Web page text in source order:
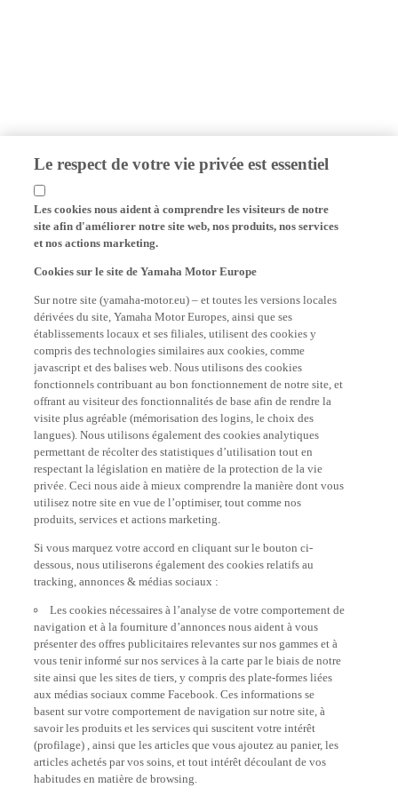
Le respect de votre vie privée est essentiel
Les cookies nous aident à comprendre les visiteurs de notre
site afin d'améliorer notre site web, nos produits, nos services
et nos actions marketing.
dérivées du site, Yamaha Motor Europes, ainsi que ses
établissements locaux et ses filiales, utilisent des cookies y
compris des technologies similaires aux cookies, comme
javascript et des balises web. Nous utilisons des cookies
fonctionnels contribuant au bon fonctionnement de notre site, et
offrant au visiteur des fonctionnalités de base afin de rendre la
visite plus agréable (mémorisation des logins, le choix des
langues). Nous utilisons également des cookies analytiques
permettant de récolter des statistiques d’utilisation tout en
respectant la législation en matière de la protection de la vie
privée. Ceci nous aide à mieux comprendre la manière dont vous
utilisez notre site en vue de l’optimiser, tout comme nos
produits, services et actions marketing.
dessous, nous utiliserons également des cookies relatifs au
tracking, annonces & médias sociaux :
navigation et à la fourniture d’annonces nous aident à vous
présenter des offres publicitaires relevantes sur nos gammes et à
vous tenir informé sur nos services à la carte par le biais de notre
site ainsi que les sites de tiers, y compris des plate-formes liées
aux médias sociaux comme Facebook. Ces informations se
basent sur votre comportement de navigation sur notre site, à
savoir les produits et les services qui suscitent votre intérêt
(profilage) , ainsi que les articles que vous ajoutez au panier, les
articles achetés par vos soins, et tout intérêt découlant de vos
habitudes en matière de browsing.